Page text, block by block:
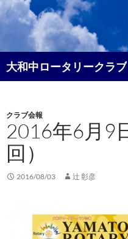
コ
ン
ン
ツ
へ
ッ
プ
大和中ロータリークラブ
検
索
クラブ会報
2016年6月
回）
2016/08/03 辻 彰彦